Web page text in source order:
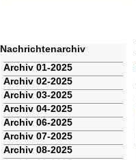
Nachrichtenarchiv
Navigation
überspringen
Archiv 01-2025
Archiv 02-2025
Archiv 03-2025
Archiv 04-2025
Archiv 06-2025
Archiv 07-2025
Archiv 08-2025